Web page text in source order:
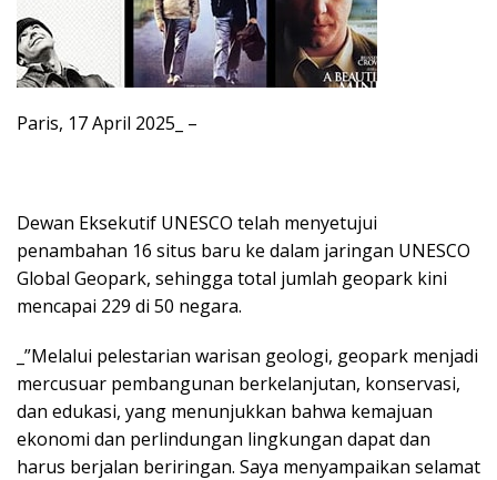
Paris, 17 April 2025_ –
Dewan Eksekutif UNESCO telah menyetujui
penambahan 16 situs baru ke dalam jaringan UNESCO
Global Geopark, sehingga total jumlah geopark kini
mencapai 229 di 50 negara.
_”Melalui pelestarian warisan geologi, geopark menjadi
mercusuar pembangunan berkelanjutan, konservasi,
dan edukasi, yang menunjukkan bahwa kemajuan
ekonomi dan perlindungan lingkungan dapat dan
harus berjalan beriringan. Saya menyampaikan selamat